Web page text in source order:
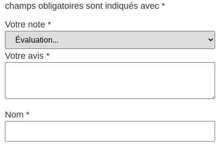
champs obligatoires sont indiqués avec *
Votre note *
Votre avis *
Nom *